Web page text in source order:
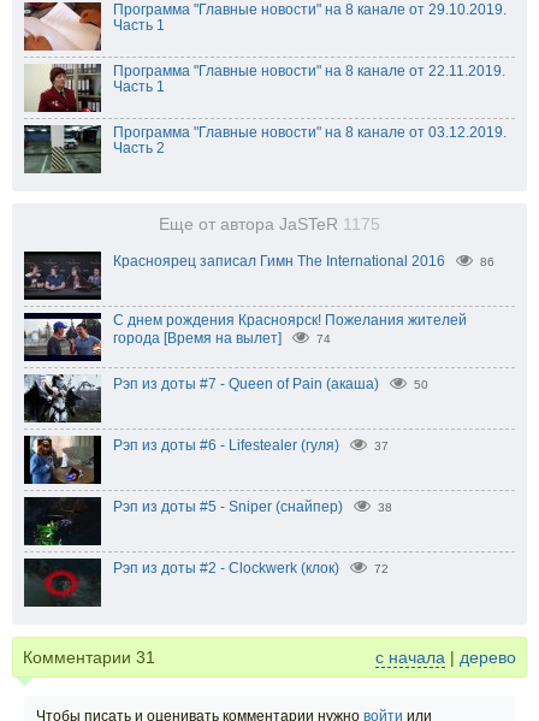
Программа "Главные новости" на 8 канале от 29.10.2019.
Часть 1
Программа "Главные новости" на 8 канале от 22.11.2019.
Часть 1
Программа "Главные новости" на 8 канале от 03.12.2019.
Часть 2
Еще от автора JaSTeR 1175
Красноярец записал Гимн The International 2016 86
С днем рождения Красноярск! Пожелания жителей
города [Время на вылет]
74
Рэп из доты #7 - Queen of Pain (акаша) 50
Рэп из доты #6 - Lifestealer (гуля) 37
Рэп из доты #5 - Sniper (снайпер) 38
Рэп из доты #2 - Clockwerk (клок) 72
Комментарии 31 с начала | дерево
Чтобы писать и оценивать комментарии нужно войти или